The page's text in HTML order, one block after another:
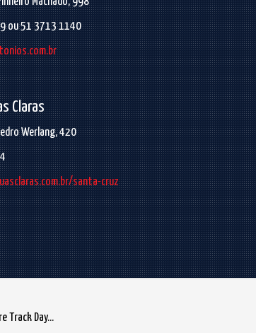
ou 51 3713 1140
Claras
Werlang, 420
santa-cruz
Track Day...